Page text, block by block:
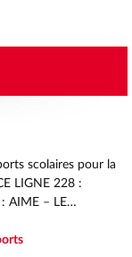
DES
scolaires pour la
LIGNE 228 :
: AIME – LE…